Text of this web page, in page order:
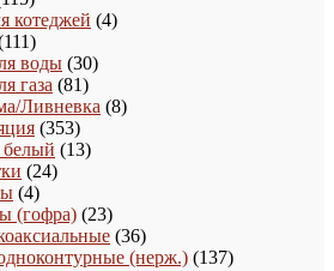
товаров
котеджей 44
111111
товаров
воды 3030
газа 8181
товар
Ливневка 88
353353
товара
белый 1313
2424
44
товара
(гофра) 2323
товара
3636
товаров
(нерж.) 137137